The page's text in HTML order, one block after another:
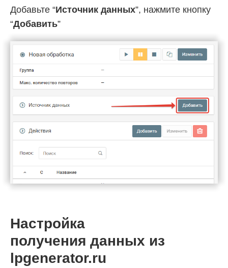
Добавьте “Источник данных”, нажмите кнопку
“Добавить”
Настройка
получения данных из
lpgenerator.ru